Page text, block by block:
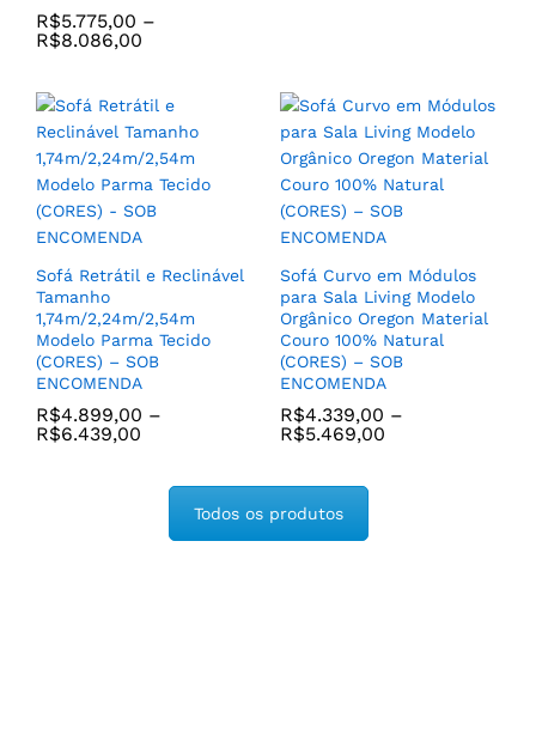
R$5.775,00 –
R$8.086,00
Sofá Retrátil e Reclinável
Tamanho
1,74m/2,24m/2,54m
Modelo Parma Tecido
(CORES) – SOB
ENCOMENDA
R$4.899,00 –
R$6.439,00
Sofá Curvo em Módulos
para Sala Living Modelo
Orgânico Oregon Material
Couro 100% Natural
(CORES) – SOB
ENCOMENDA
R$4.339,00 –
R$5.469,00
– SOB ENCOMENDA
100% Natural (CORES) –
SOB ENCOMENDA
R$5.499,00 –
R$5.899,00
Todos os produtos